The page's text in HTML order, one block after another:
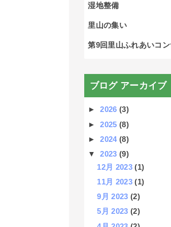
湿地整備
里山の集い
第9回里山ふれあいコ
ブログ アーカイブ
►2026(3)
►2025(8)
►2024(8)
▼2023(9)
12月 2023(1)
11月 2023(1)
9月 2023(2)
5月 2023(2)